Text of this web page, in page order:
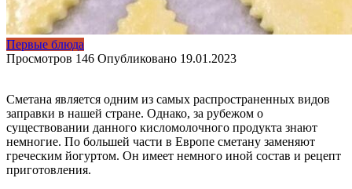
Первые блюда
Просмотров 146 Опубликовано 19.01.2023
Сметана является одним из самых распространенных видов
заправки в нашей стране. Однако, за рубежом о
существовании данного кисломолочного продукта знают
немногие. По большей части в Европе сметану заменяют
греческим йогуртом. Он имеет немного иной состав и рецепт
приготовления.